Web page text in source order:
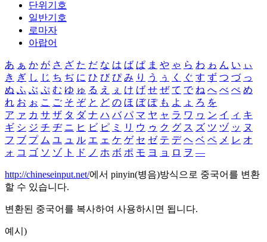
단위기호
일반기호
로마자
아랍어
あ ぁ か が さ ざ た だ な は ば ぱ ま や ゃ ら わ ゎ ん い ぃ
き ぎ し じ ち ぢ に ひ び ぴ み り う ぅ く ぐ す ず つ づ っ
ぬ ふ ぶ ぷ む ゆ ゅ る え ぇ け げ せ ぜ て で ね へ べ ぺ め
れ お ぉ こ ご そ ぞ と ど の ほ ぼ ぽ も よ ょ ろ を
ア ァ カ サ ザ タ ダ ナ ハ バ パ マ ヤ ャ ラ ワ ヮ ン イ ィ キ
ギ シ ジ チ ヂ ニ ヒ ビ ピ ミ リ ウ ゥ ク グ ス ズ ツ ヅ ッ ヌ
フ ブ プ ム ユ ュ ル エ ェ ケ ゲ セ ゼ テ デ ヘ ベ ペ メ レ オ
ォ コ ゴ ソ ゾ ト ド ノ ホ ボ ポ モ ヨ ョ ロ ヲ ―
http://chineseinput.net/에서 pinyin(병음)방식으로 중국어를 변환
할 수 있습니다.
변환된 중국어를 복사하여 사용하시면 됩니다.
예시)